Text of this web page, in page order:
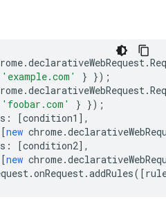
.declarativeWebRequest.
'example.com' } });
.declarativeWebRequest.
'foobar.com' } });
: [condition1 ],
[new chrome.
: [condition2],
[new chrome.
.onRequest.addRules([